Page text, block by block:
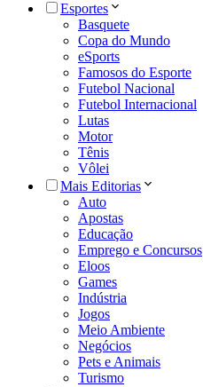
Esportes
Basquete
Copa do Mundo
eSports
Famosos do Esporte
Futebol Nacional
Futebol Internacional
Lutas
Motor
Tênis
Vôlei
Mais Editorias
Auto
Apostas
Educação
Emprego e Concursos
Eloos
Games
Indústria
Jogos
Meio Ambiente
Negócios
Pets e Animais
Turismo